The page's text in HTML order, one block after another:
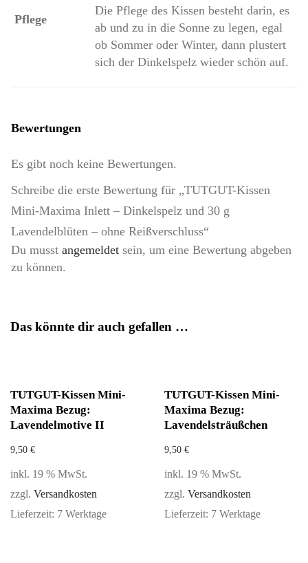
Pflege
Die Pflege des Kissen besteht darin, es
ab und zu in die Sonne zu legen, egal
ob Sommer oder Winter, dann plustert
sich der Dinkelspelz wieder schön auf.
Bewertungen
Es gibt noch keine Bewertungen.
Schreibe die erste Bewertung für „TUTGUT-Kissen
Mini-Maxima Inlett – Dinkelspelz und 30 g
Lavendelblüten – ohne Reißverschluss“
Du musst angemeldet sein, um eine Bewertung abgeben
zu können.
Das könnte dir auch gefallen …
TUTGUT-Kissen Mini-
Maxima Bezug:
Lavendelmotive II
9,50 €
inkl. 19 % MwSt.
zzgl. Versandkosten
Lieferzeit: 7 Werktage
TUTGUT-Kissen Mini-
Maxima Bezug:
Lavendelsträußchen
9,50 €
inkl. 19 % MwSt.
zzgl. Versandkosten
Lieferzeit: 7 Werktage